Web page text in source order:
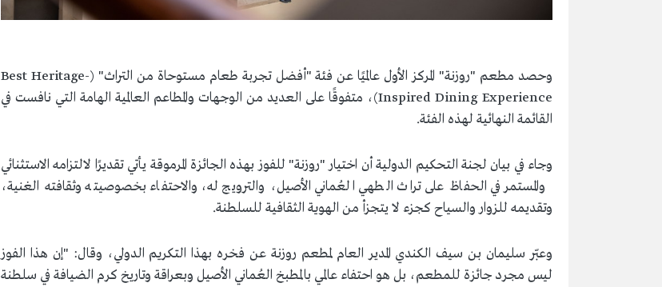
وحصد مطعم "روزنة" المركز الأول عالميًا عن فئة "أفضل تجربة طعام مستوحاة من التراث" (Best Heritage-
Inspired Dining Experience)، متفوقًا على العديد من الوجهات والمطاعم العالمية الهامة التي نافست في
القائمة النهائية لهذه الفئة.
وجاء في بيان لجنة التحكيم الدولية أن اختيار "روزنة" للفوز بهذه الجائزة المرموقة يأتي تقديرًا لالتزامه الاستثنائي
والمستمر في الحفاظ على تراث الطهي العُماني الأصيل، والترويج له، والاحتفاء بخصوصيته وثقافته الغنية،
وتقديمه للزوار والسياح كجزء لا يتجزأ من الهوية الثقافية للسلطنة.
وعبّر سليمان بن سيف الكندي المدير العام لمطعم روزنة عن فخره بهذا التكريم الدولي، وقال: "إن هذا الفوز
ليس مجرد جائزة للمطعم، بل هو احتفاء عالمي بالمطبخ العُماني الأصيل وبعراقة وتاريخ كرم الضيافة في سلطنة